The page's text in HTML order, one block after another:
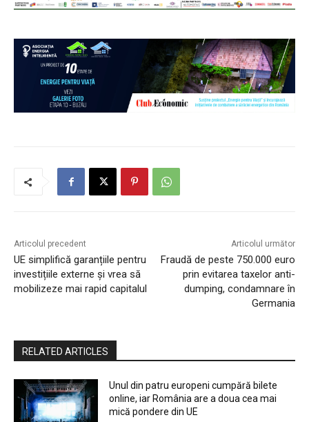
Articolul precedent
UE simplifică garanțiile pentru
investițiile externe și vrea să
mobilizeze mai rapid capitalul
Articolul următor
Fraudă de peste 750.000 euro
prin evitarea taxelor anti-
dumping, condamnare în
Germania
RELATED ARTICLES
Unul din patru europeni cumpără bilete
online, iar România are a doua cea mai
mică pondere din UE